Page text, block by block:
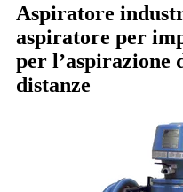
Aspiratore
aspiratore per
per l’aspirazione
distanze